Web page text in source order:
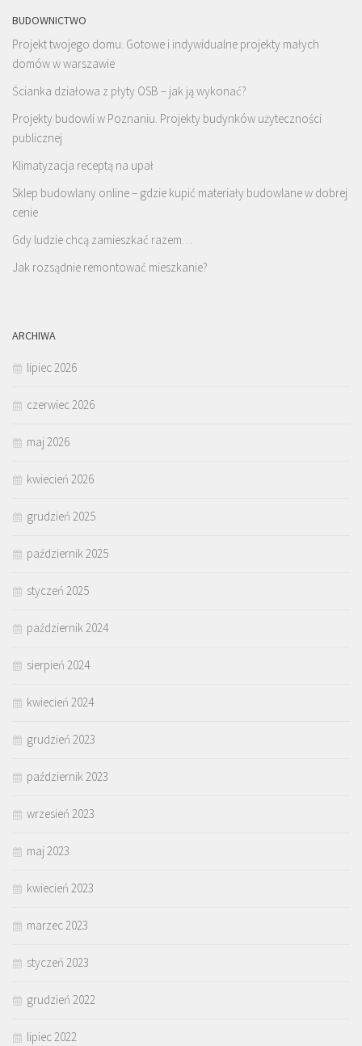
BUDOWNICTWO
Projekt twojego domu. Gotowe i indywidualne projekty małych
domów w warszawie
Ścianka działowa z płyty OSB – jak ją wykonać?
Projekty budowli w Poznaniu. Projekty budynków użyteczności
publicznej
Klimatyzacja receptą na upał
Sklep budowlany online – gdzie kupić materiały budowlane w dobrej
cenie
Gdy ludzie chcą zamieszkać razem…
Jak rozsądnie remontować mieszkanie?
ARCHIWA
lipiec 2026
czerwiec 2026
maj 2026
kwiecień 2026
grudzień 2025
październik 2025
styczeń 2025
październik 2024
sierpień 2024
kwiecień 2024
grudzień 2023
październik 2023
wrzesień 2023
maj 2023
kwiecień 2023
marzec 2023
styczeń 2023
grudzień 2022
lipiec 2022